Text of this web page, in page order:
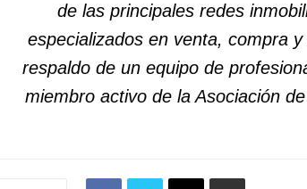
de las principales redes
especializados en venta, compra
respaldo de un equipo de
miembro activo de la Asociación